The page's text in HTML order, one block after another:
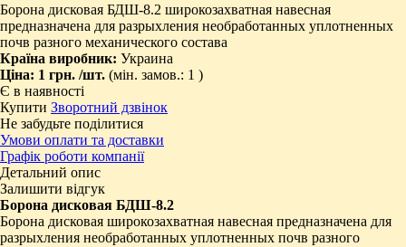
Борона дисковая БДШ-8.2 широкозахватная навесная
предназначена для разрыхления необработанных уплотненных
почв разного механического состава
Країна виробник: Украина
Ціна: 1 грн. /шт. (мін. замов.: 1 )
Є в наявності
Купити Зворотний дзвінок
Не забудьте поділитися
Умови оплати та доставки
Графік роботи компанії
Детальний опис
Залишити відгук
Борона дисковая БДШ-8.2
Борона дисковая широкозахватная навесная предназначена для
разрыхления необработанных уплотненных почв разного